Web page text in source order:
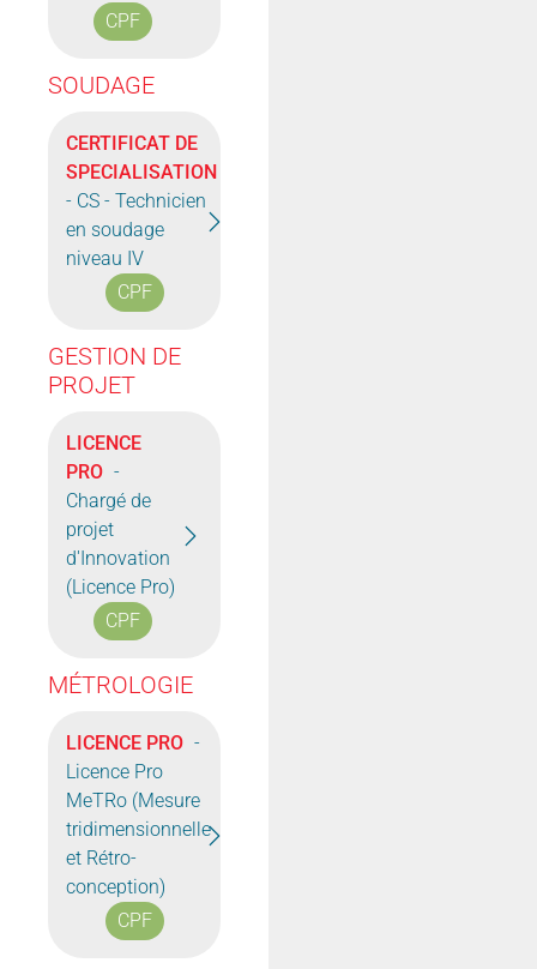
CPF
SOUDAGE
CERTIFICAT DE
SPECIALISATION
- CS - Technicien
en soudage
niveau IV
CPF
GESTION DE
PROJET
LICENCE
PRO -
Chargé de
projet
d'Innovation
(Licence Pro)
CPF
MÉTROLOGIE
LICENCE PRO -
Licence Pro
MeTRo (Mesure
tridimensionnelle
et Rétro-
conception)
CPF